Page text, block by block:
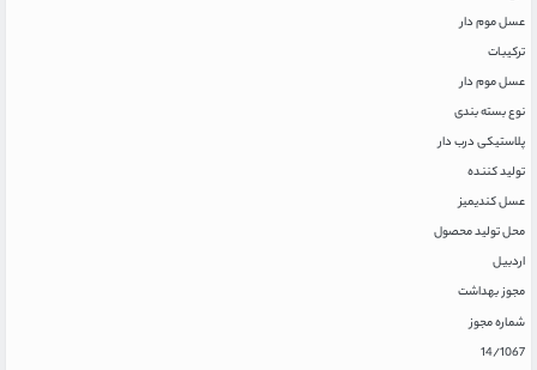
عسل موم دار
ترکیبات
عسل موم دار
نوع بسته بندی
پلاستیکی درب دار
تولید کننده
عسل کندیمیز
محل تولید محصول
اردبیل
مجوز بهداشت
شماره مجوز
14/1067